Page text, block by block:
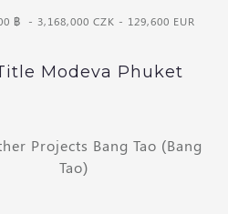
฿ - 3,168,000 CZK - 129,600 EUR
Modeva Phuket
Projects Bang Tao (Bang
Tao)